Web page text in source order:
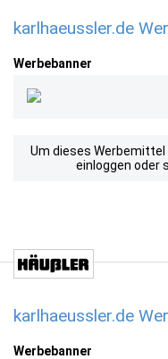
karlhaeussler.de
Werbebanner
Um dieses
einloggen oder
karlhaeussler.de
Werbebanner